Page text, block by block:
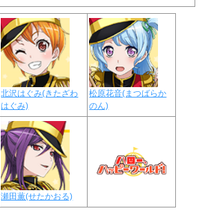
北沢はぐみ(きたざわ
はぐみ)
松原花音(まつばらか
のん)
瀬田薫(せたかおる)